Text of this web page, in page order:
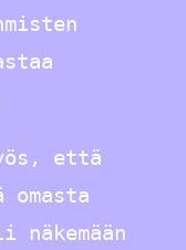
että
näkemään